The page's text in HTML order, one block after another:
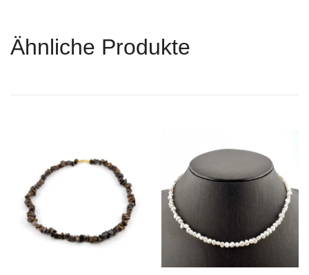
Ähnliche Produkte